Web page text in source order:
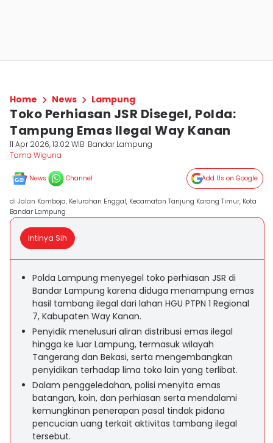
Home News Lampung
Toko Perhiasan JSR Disegel, Polda:
Tampung Emas Ilegal Way Kanan
11 Apr 2026, 13:02 WIB Bandar Lampung
Tama Wiguna
News Channel Add Us on Google
di Jalan Kamboja, Kelurahan Enggal, Kecamatan Tanjung Karang Timur, Kota
Bandar Lampung
Intinya Sih
Polda Lampung menyegel toko perhiasan JSR di
Bandar Lampung karena diduga menampung emas
hasil tambang ilegal dari lahan HGU PTPN 1 Regional
7, Kabupaten Way Kanan.
Penyidik menelusuri aliran distribusi emas ilegal
hingga ke luar Lampung, termasuk wilayah
Tangerang dan Bekasi, serta mengembangkan
penyidikan terhadap lima toko lain yang terlibat.
Dalam penggeledahan, polisi menyita emas
batangan, koin, dan perhiasan serta mendalami
kemungkinan penerapan pasal tindak pidana
pencucian uang terkait aktivitas tambang ilegal
tersebut.